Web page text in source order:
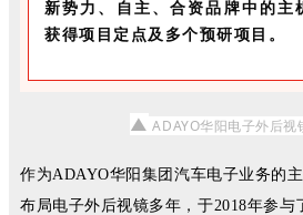
新势力、自主、合资品牌中的主
获得项目定点及多个预研项目。
▲ ADAYO华阳电子外后视
作为ADAYO华阳集团汽车电子业务的
布局电子外后视镜多年，于2018年参与